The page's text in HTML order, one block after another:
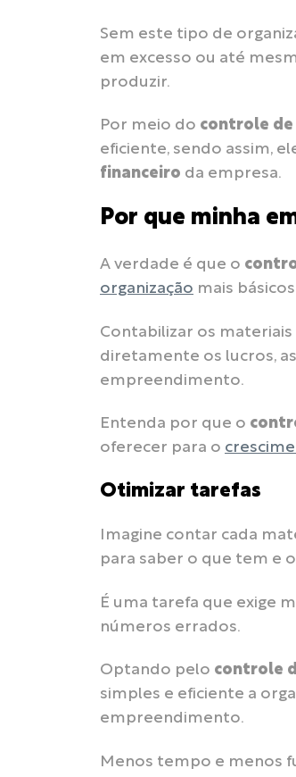
Sem este tipo de
em excesso ou até
produzir.
Por meio do controle de
eficiente, sendo assim,
financeiro da empresa.
Por que minha
A verdade é que o
organização mais
Contabilizar os
diretamente os lucros,
empreendimento.
Entenda por que o
oferecer para o
Otimizar tarefas
Imagine contar cada
para saber o que tem e
É uma tarefa que exige
números errados.
Optando pelo controle
simples e eficiente a
empreendimento.
Menos tempo e menos